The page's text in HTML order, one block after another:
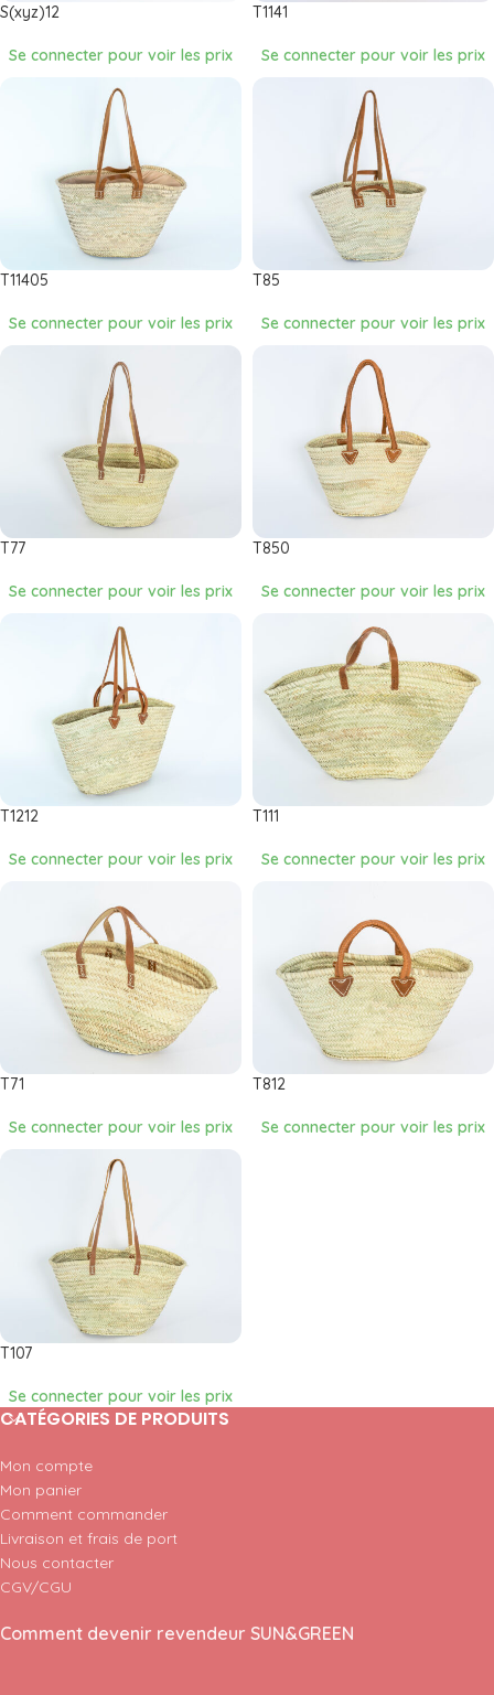
S(xyz)12
Se connecter pour voir les prix
T1141
Se connecter pour voir les prix
T11405
Se connecter pour voir les prix
T85
Se connecter pour voir les prix
T77
Se connecter pour voir les prix
T850
Se connecter pour voir les prix
T1212
Se connecter pour voir les prix
T111
Se connecter pour voir les prix
T71
Se connecter pour voir les prix
T812
Se connecter pour voir les prix
T107
Se connecter pour voir les prix
CATÉGORIES DE PRODUITS
Mon compte
Mon panier
Comment commander
Livraison et frais de port
Nous contacter
CGV/CGU
Comment devenir revendeur SUN&GREEN